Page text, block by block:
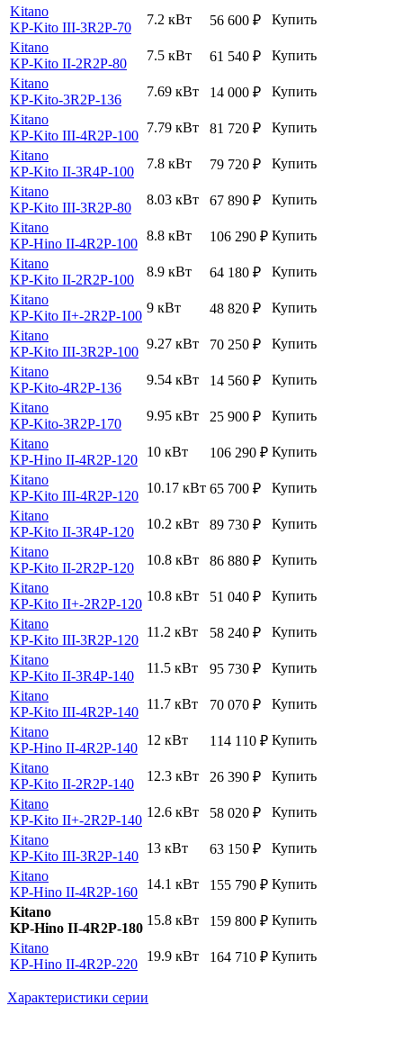
Kitano
KP-Kito III-3R2P-70
7.2 кВт 56 600 ₽
Купить
Kitano
KP-Kito II-2R2P-80
7.5 кВт 61 540 ₽
Купить
Kitano
KP-Kito-3R2P-136
7.69 кВт 14 000 ₽
Купить
Kitano
KP-Kito III-4R2P-100
7.79 кВт 81 720 ₽
Купить
Kitano
KP-Kito II-3R4P-100
7.8 кВт 79 720 ₽
Купить
Kitano
KP-Kito III-3R2P-80
8.03 кВт 67 890 ₽
Купить
Kitano
KP-Hino II-4R2P-100
8.8 кВт 106 290 ₽ Купить
Kitano
KP-Kito II-2R2P-100
8.9 кВт 64 180 ₽
Купить
Kitano
KP-Kito II+-2R2P-100
9 кВт 48 820 ₽
Купить
Kitano
KP-Kito III-3R2P-100
9.27 кВт 70 250 ₽
Купить
Kitano
KP-Kito-4R2P-136
9.54 кВт 14 560 ₽
Купить
Kitano
KP-Kito-3R2P-170
9.95 кВт 25 900 ₽
Купить
Kitano
KP-Hino II-4R2P-120
10 кВт 106 290 ₽ Купить
Kitano
KP-Kito III-4R2P-120
10.17 кВт 65 700 ₽
Купить
Kitano
KP-Kito II-3R4P-120
10.2 кВт 89 730 ₽
Купить
Kitano
KP-Kito II-2R2P-120
10.8 кВт 86 880 ₽
Купить
Kitano
KP-Kito II+-2R2P-120
10.8 кВт 51 040 ₽
Купить
Kitano
KP-Kito III-3R2P-120
11.2 кВт 58 240 ₽
Купить
Kitano
KP-Kito II-3R4P-140
11.5 кВт 95 730 ₽
Купить
Kitano
KP-Kito III-4R2P-140
11.7 кВт 70 070 ₽
Купить
Kitano
KP-Hino II-4R2P-140
12 кВт 114 110 ₽ Купить
Kitano
KP-Kito II-2R2P-140
12.3 кВт 26 390 ₽
Купить
Kitano
KP-Kito II+-2R2P-140
12.6 кВт 58 020 ₽
Купить
Kitano
KP-Kito III-3R2P-140
13 кВт 63 150 ₽
Купить
Kitano
KP-Hino II-4R2P-160
14.1 кВт 155 790 ₽ Купить
Kitano
KP-Hino II-4R2P-180
15.8 кВт 159 800 ₽ Купить
Kitano
KP-Hino II-4R2P-220
19.9 кВт 164 710 ₽ Купить
Характеристики серии